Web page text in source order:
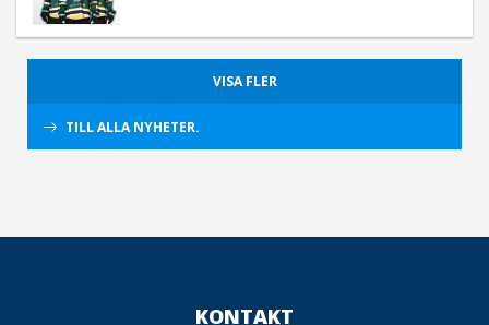
VISA FLER
TILL ALLA NYHETER.
KONTAKT